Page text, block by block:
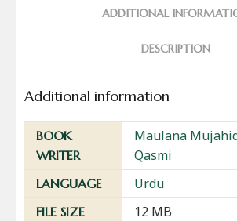
ADDITIONAL
DESCRIPTION
Additional information
BOOK
WRITER
Maulana
Qasmi
LANGUAGE Urdu
FILE SIZE 12 MB